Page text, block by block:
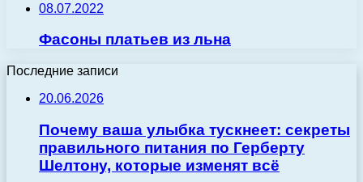
08.07.2022
Фасоны платьев из льна
Последние записи
20.06.2026
Почему ваша улыбка тускнеет: секреты
правильного питания по Герберту
Шелтону, которые изменят всё